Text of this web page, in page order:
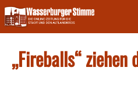
Skip
to
content
„Fireballs“ ziehen